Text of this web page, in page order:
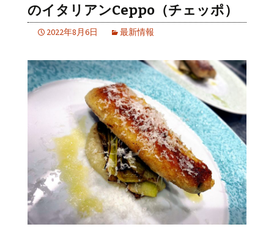
のイタリアンCeppo（チェッポ）
2022年8月6日 最新情報